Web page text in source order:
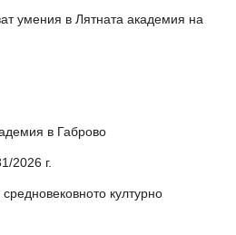
умения в Лятната академия на
в Габрово
2026 г.
културно